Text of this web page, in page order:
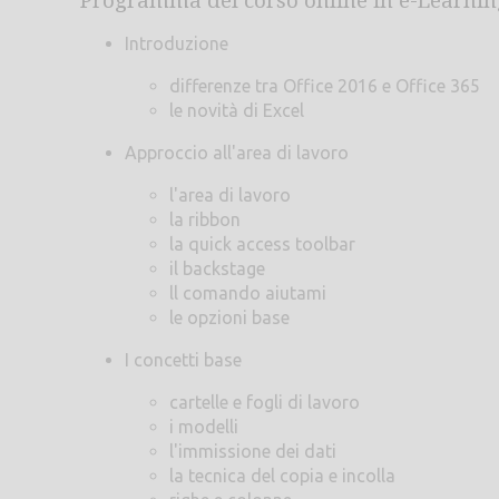
Introduzione
differenze tra Office 2016 e Office 365
le novità di Excel
Approccio all'area di lavoro
l'area di lavoro
la ribbon
la quick access toolbar
il backstage
ll comando aiutami
le opzioni base
I concetti base
cartelle e fogli di lavoro
i modelli
l'immissione dei dati
la tecnica del copia e incolla